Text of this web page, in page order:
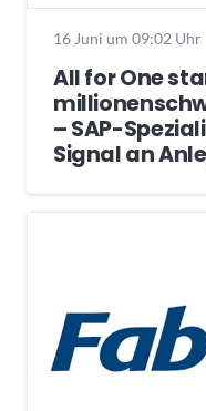
16 Juni um 09:02 Uhr
All for One
– SAP-
Signal an